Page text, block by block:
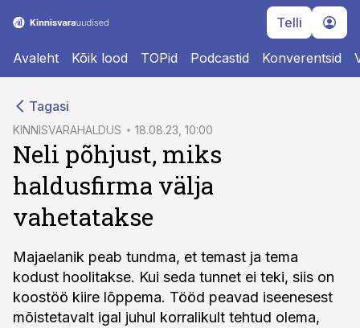
Telli
Avaleht Kõik lood TOPid Podcastid Konverentsid
Tagasi
KINNISVARAHALDUS 18.08.23, 10:00
Neli põhjust, miks
haldusfirma välja
vahetatakse
Majaelanik peab tundma, et temast ja tema
kodust hoolitakse. Kui seda tunnet ei teki, siis on
koostöö kiire lõppema. Tööd peavad iseenesest
mõistetavalt igal juhul korralikult tehtud olema,